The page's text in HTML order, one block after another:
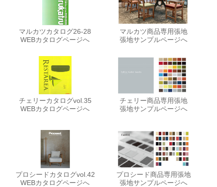
マルカツカタログ26-28
WEBカタログページへ
マルカツ商品専用張地
張地サンプルページへ
チェリーカタログvol.35
WEBカタログページへ
チェリー商品専用張地
張地サンプルページへ
プロシードカタログvol.42
WEBカタログページへ
プロシード商品専用張地
張地サンプルページへ